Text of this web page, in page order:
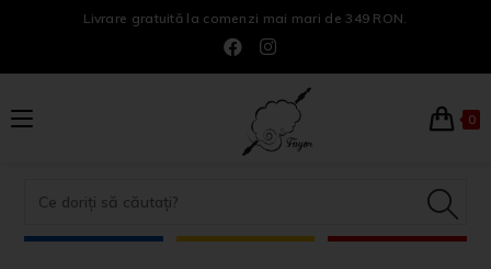
Livrare gratuită la comenzi mai mari de 349 RON.
0